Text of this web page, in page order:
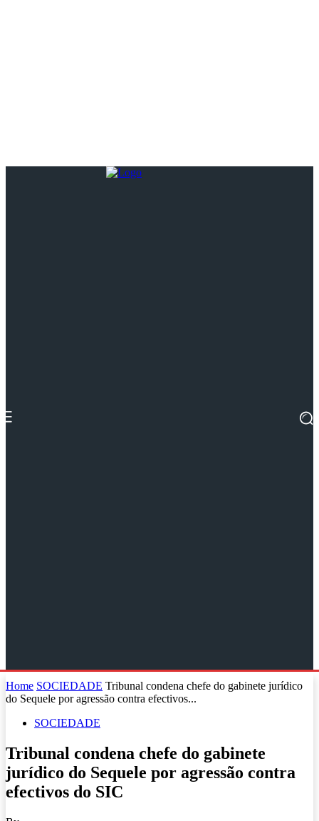
Home SOCIEDADE Tribunal condena chefe do gabinete jurídico
do Sequele por agressão contra efectivos...
SOCIEDADE
Tribunal condena chefe do gabinete
jurídico do Sequele por agressão contra
efectivos do SIC